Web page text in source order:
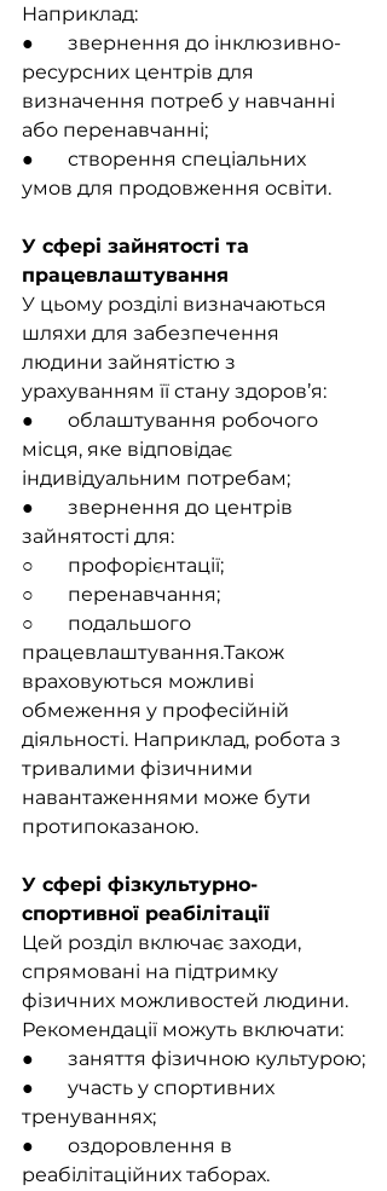
Наприклад:
●       звернення до інклюзивно-
ресурсних центрів для
визначення потреб у навчанні
або перенавчанні;
●       створення спеціальних
умов для продовження освіти.
У сфері зайнятості та
працевлаштування
У цьому розділі визначаються
шляхи для забезпечення
людини зайнятістю з
урахуванням її стану здоров’я:
●       облаштування робочого
місця, яке відповідає
індивідуальним потребам;
●       звернення до центрів
зайнятості для:
○       профорієнтації;
○       перенавчання;
○       подальшого
працевлаштування.Також
враховуються можливі
обмеження у професійній
діяльності. Наприклад, робота з
тривалими фізичними
навантаженнями може бути
протипоказаною.
У сфері фізкультурно-
спортивної реабілітації
Цей розділ включає заходи,
спрямовані на підтримку
фізичних можливостей людини.
Рекомендації можуть включати:
●       заняття фізичною культурою;
●       участь у спортивних
тренуваннях;
●       оздоровлення в
реабілітаційних таборах.